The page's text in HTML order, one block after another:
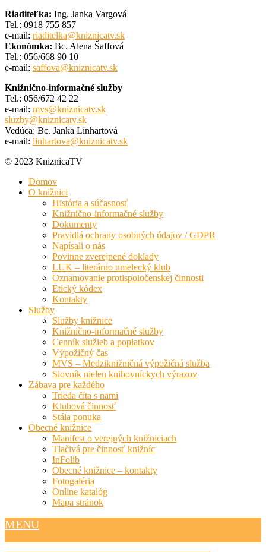
Riaditeľka: Ing. Janka Vargová
Tel.: 0918 755 857
e-mail: riaditelka@kniznicatv.sk
Ekonómka: Bc. Alena Šaffová
Tel.: 056/668 90 10
e-mail: saffova@kniznicatv.sk
Knižnično-informačné služby
Tel.: 056/672 42 22
e-mail: mvs@kniznicatv.sk
sluzby@kniznicatv.sk
Vedúca: Bc. Janka Linhartová
e-mail: linhartova@kniznicatv.sk
© 2023 KniznicaTV
Domov
O knižnici
História a súčasnosť
Knižnično-informačné služby
Dokumenty
Pravidlá ochrany osobných údajov / GDPR
Napísali o nás
Povinne zverejnené doklady
LUK – literárno umelecký klub
Oznamovanie protispoločenskej činnosti
Etický kódex
Kontakty
Služby
Služby knižnice
Knižnično-informačné služby
Cenník služieb a poplatkov
Výpožičný čas
MVS – Medziknižničná výpožičná služba
Slovník nielen knihovníckych výrazov
Zábava pre každého
Trieda číta s nami
Klubová činnosť
Stála ponuka
Obecné knižnice
Manifest o verejných knižniciach
Tlačivá pre činnosť knižníc
InFolib
Obecné knižnice – kontakty
Fotogaléria
Online katalóg
Mapa stránok
MENU